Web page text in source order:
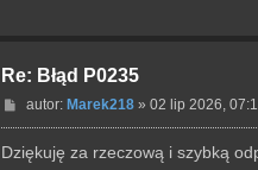
Re: Błąd P0235
P
o
s
autor: Marek218» 02 lip 2026,
Dziękuję za rzeczową i szybką